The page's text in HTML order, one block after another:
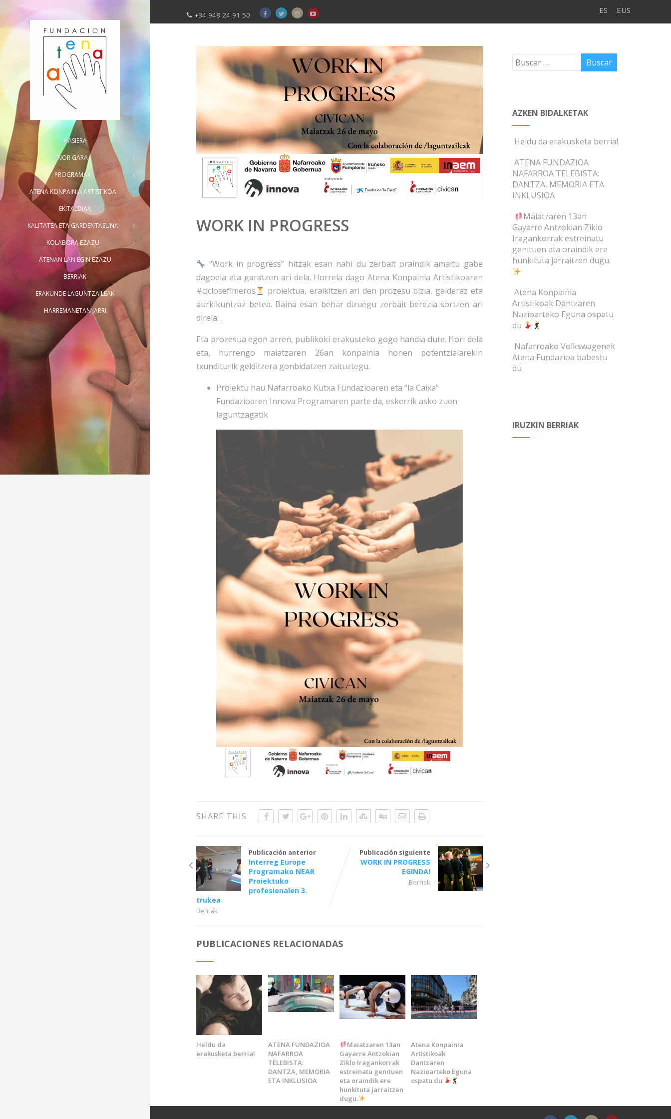
ES EUS
+34 948 24 91 50
HASIERA
NOR GARA
PROGRAMAK
ATENA KONPAINIA ARTISTIKOA
EKITALDIAK
KALITATEA ETA GARDENTASUNA
KOLABORA EZAZU
ATENAN LAN EGIN EZAZU
BERRIAK
ERAKUNDE LAGUNTZAILEAK
HARREMANETAN JARRI
WORK IN PROGRESS
“Work in progress” hitzak esan nahi du zerbait oraindik amaitu gabe
dagoela eta garatzen ari dela. Horrela dago Atena Konpainia Artistikoaren
#ciclosefímeros
proiektua, eraikitzen ari den prozesu bizia, galderaz eta
aurkikuntzaz betea. Baina esan behar dizuegu zerbait berezia sortzen ari
direla…
Eta prozesua egon arren, publikoki erakusteko gogo handia dute. Hori dela
eta, hurrengo maiatzaren 26an konpainia honen potentzialarekin
txunditurik gelditzera gonbidatzen zaituztegu.
Proiektu hau Nafarroako Kutxa Fundazioaren eta “la Caixa”
Fundazioaren Innova Programaren parte da, eskerrik asko zuen
laguntzagatik
SHARE THIS
Publicación anterior
Interreg Europe
Programako NEAR
Proiektuko
profesionalen 3.
trukea
Berriak
Publicación siguiente
WORK IN PROGRESS
EGINDA!
Berriak
PUBLICACIONES RELACIONADAS
Heldu da
erakusketa berria!
ATENA FUNDAZIOA
NAFARROA
TELEBISTA:
DANTZA, MEMORIA
ETA INKLUSIOA
Maiatzaren 13an
Gayarre Antzokian
Ziklo Iragankorrak
estreinatu genituen
eta oraindik ere
hunkituta jarraitzen
dugu.
Atena Konpainia
Artistikoak
Dantzaren
Nazioarteko Eguna
ospatu du
AZKEN BIDALKETAK
Heldu da erakusketa berria!
ATENA FUNDAZIOA
NAFARROA TELEBISTA:
DANTZA, MEMORIA ETA
INKLUSIOA
Maiatzaren 13an
Gayarre Antzokian Ziklo
Iragankorrak estreinatu
genituen eta oraindik ere
hunkituta jarraitzen dugu.
Atena Konpainia
Artistikoak Dantzaren
Nazioarteko Eguna ospatu
du
Nafarroako Volkswagenek
Atena Fundazioa babestu
du
IRUZKIN BERRIAK